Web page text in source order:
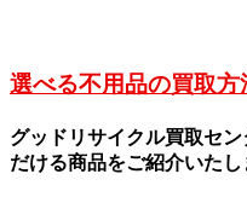
選べる不用品の買取方
グッドリサイクル買取セ
だける商品をご紹介いたし